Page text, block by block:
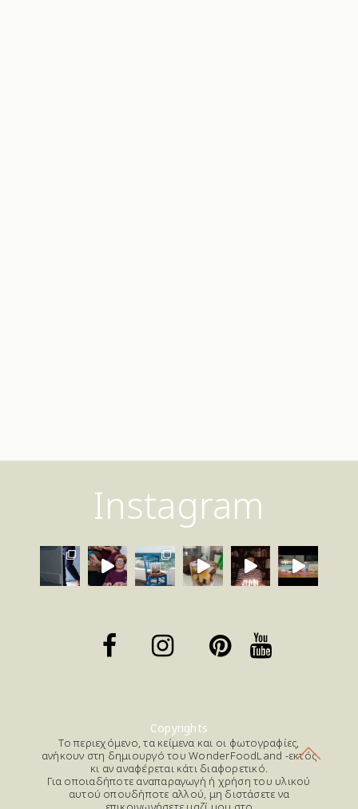
Instagram
Copyrights
Το περιεχόμενο, τα κείμενα και οι φωτογραφίες,
ανήκουν στη δημιουργό του WonderFoodLand -εκτός
κι αν αναφέρεται κάτι διαφορετικό.
Για οποιαδήποτε αναπαραγωγή ή χρήση του υλικού
αυτού οπουδήποτε αλλού, μη διστάσετε να